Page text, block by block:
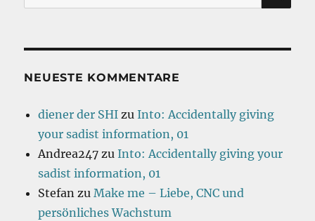
nach:
NEUESTE KOMMENTARE
diener der SHI zuInto: Accidentally giving
your sadist information, 01
Andrea247 zuInto: Accidentally giving your
sadist information, 01
Stefan zuMake me – Liebe, CNC und
persönliches Wachstum